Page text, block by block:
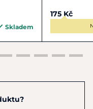
Skladem
175 Kč